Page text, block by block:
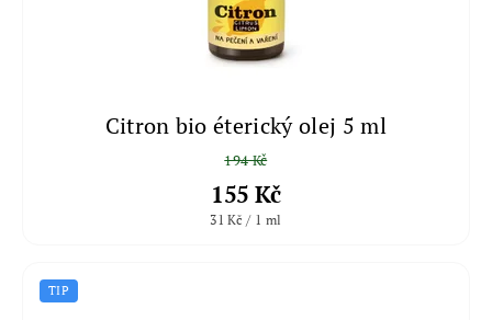
Citron bio éterický olej 5 ml
194 Kč
155 Kč
31 Kč / 1 ml
TIP